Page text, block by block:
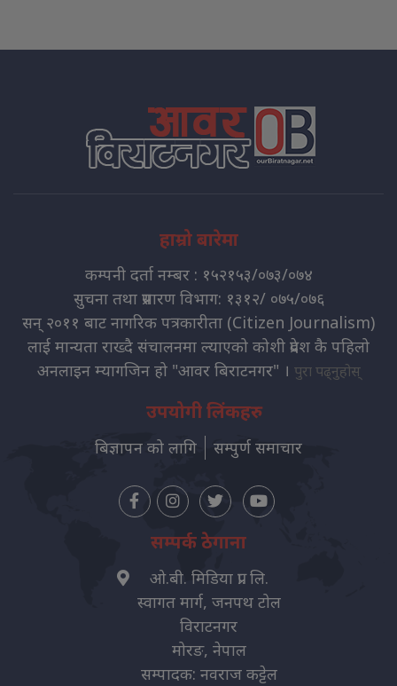
हाम्रो बारेमा
कम्पनी दर्ता नम्बर : १५२१५३/०७३/०७४
सुचना तथा प्रसारण विभाग: १३१२/ ०७५/०७६
सन् २०११ बाट नागरिक पत्रकारीता (Citizen Journalism)
लाई मान्यता राख्दै संचालनमा ल्याएको कोशी प्रदेश कै पहिलो
अनलाइन म्यागजिन हो "आवर बिराटनगर" । पुरा पढ्नुहोस्
उपयोगी लिंकहरु
बिज्ञापन को लागि सम्पुर्ण समाचार
सम्पर्क ठेगाना
ओ.बी. मिडिया प्रा. लि.
स्वागत मार्ग, जनपथ टोल
विराटनगर
मोरङ, नेपाल
सम्पादक: नवराज कट्टेल